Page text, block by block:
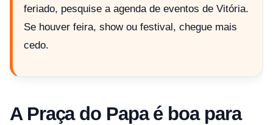
feriado, pesquise a agenda de eventos de Vitória.
Se houver feira, show ou festival, chegue mais
cedo.
A Praça do Papa é boa para